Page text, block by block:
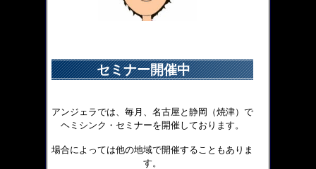
セミナー開催中
アンジェラでは、 毎月、 名古屋 と 静岡（焼津） で
ヘミシンク・セミナーを開催しております。
場合によっては他の地域で開催することもありま
す。